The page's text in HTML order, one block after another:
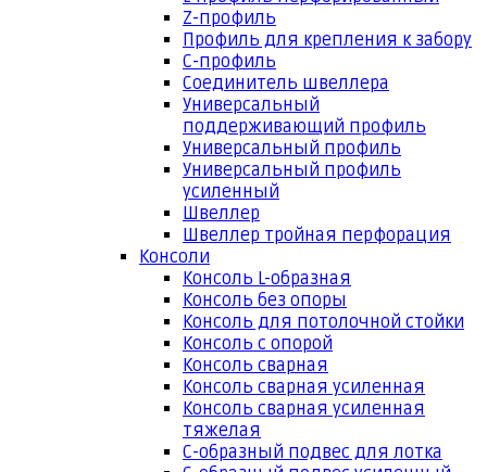
Z-профиль
Профиль для крепления к забору
С-профиль
Соединитель швеллера
Универсальный
поддерживающий профиль
Универсальный профиль
Универсальный профиль
усиленный
Швеллер
Швеллер тройная перфорация
Консоли
Консоль L-образная
Консоль без опоры
Консоль для потолочной стойки
Консоль с опорой
Консоль сварная
Консоль сварная усиленная
Консоль сварная усиленная
тяжелая
С-образный подвес для лотка